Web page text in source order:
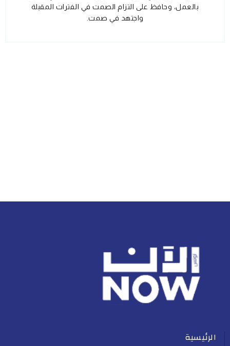
بالعمل، وحافظ على التزام الصمت في الفترات المقبلة
واجتهد في صمت.
الرئيسية